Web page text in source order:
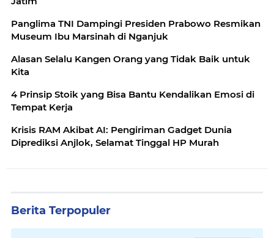
Panglima TNI Dampingi Presiden Prabowo Resmikan
Museum Ibu Marsinah di Nganjuk
Alasan Selalu Kangen Orang yang Tidak Baik untuk
Kita
4 Prinsip Stoik yang Bisa Bantu Kendalikan Emosi di
Tempat Kerja
Krisis RAM Akibat AI: Pengiriman Gadget Dunia
Diprediksi Anjlok, Selamat Tinggal HP Murah
Berita Terpopuler